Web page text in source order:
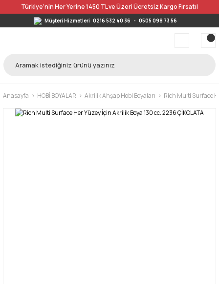
Türkiye’nin Her Yerine 1450 TL ve Üzeri Ücretsiz Kargo Fırsatı!
Müşteri Hizmetleri 0216 532 40 36 - 0505 098 73 56
Anasayfa HOBİ BOYALAR Akrilik Ahşap Hobi Boyaları Rich Multi Surface